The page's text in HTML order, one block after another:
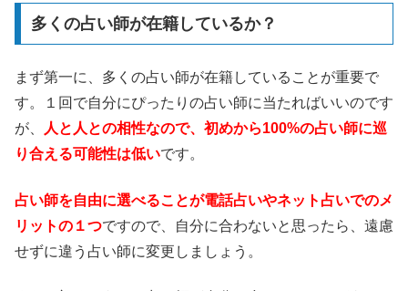
多くの占い師が在籍しているか？
まず第一に、多くの占い師が在籍していることが重要で
す。１回で自分にぴったりの占い師に当たればいいのです
が、
人と人との相性なので、初めから100%の占い師に巡
り合える可能性は低いです。
占い師を自由に選べることが電話占いやネット占いでのメ
リットの１つですので、自分に合わないと思ったら、遠慮
せずに違う占い師に変更しましょう。